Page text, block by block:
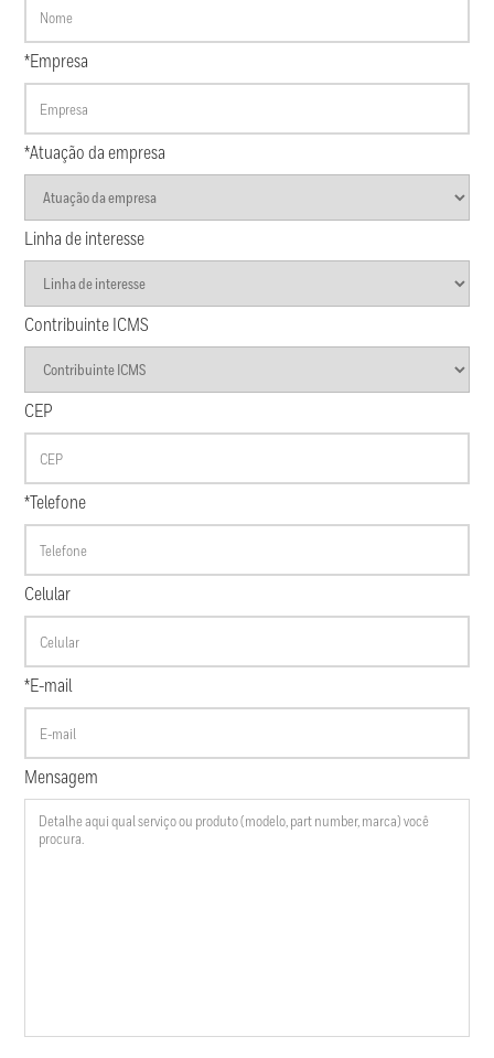
*Empresa
*Atuação da empresa
Linha de interesse
Contribuinte ICMS
CEP
*Telefone
Celular
*E-mail
Mensagem